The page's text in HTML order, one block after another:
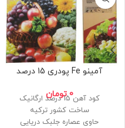
آمینو Fe پودری 15 درصد
0 تومان کود آهن 15 درصد ارگانیک
ساخت کشور ترکیه
حاوی عصاره جلبک دریایی